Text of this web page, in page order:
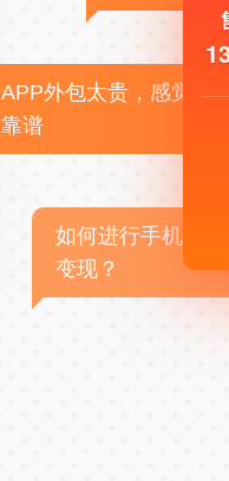
APP外包太贵，感觉不
靠谱
如何进行手机
变现？